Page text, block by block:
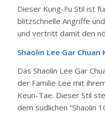
Dieser Kung-Fu Stil ist
blitzschnelle Angriffe
und vertritt damit den
Shaolin Lee Gar Chuan
Das Shaolin Lee Gar
der Familie Lee mit
Keun-Tae. Dieser Stil
dem südlichen “Shaolin